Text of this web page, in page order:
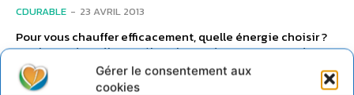
Gérer le consentement aux
cookies
CDURABLE - 23 AVRIL 2013
Pour vous chauffer efficacement, quelle énergie choisir ?
Quel type de radiateur électrique adopter ? Autant de
questions auxquelles Rothelec, spécialiste alsacien du
chauffage...